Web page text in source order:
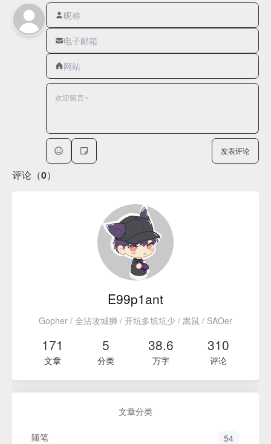
发表评论
评论（0）
E99p1ant
Gopher / 全沾攻城狮 / 开坑多填坑少 / 嵩鼠 / SAOer
171
文章
5
分类
38.6
万字
310
评论
文章分类
随笔 54